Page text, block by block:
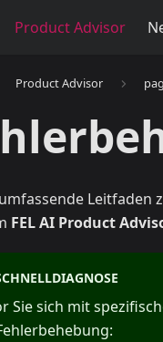
Product Advisor
Product Advisor
Leitfaden
FEL AI Product
Sie sich mit